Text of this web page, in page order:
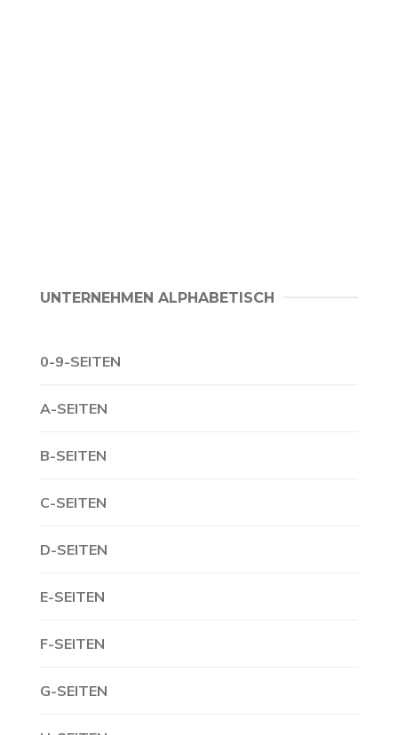
UNTERNEHMEN ALPHABETISCH
0-9-SEITEN
A-SEITEN
B-SEITEN
C-SEITEN
D-SEITEN
E-SEITEN
F-SEITEN
G-SEITEN